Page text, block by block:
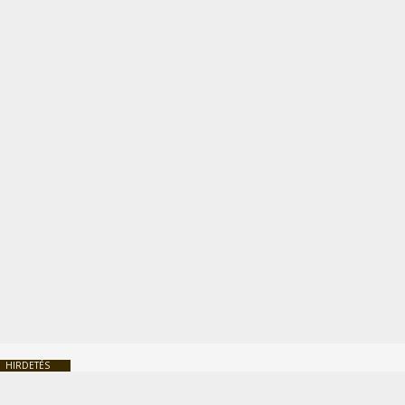
HIRDETÉS